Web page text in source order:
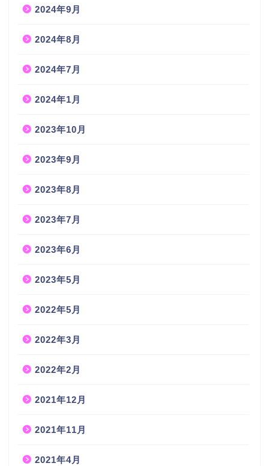
2024年9月
2024年8月
2024年7月
2024年1月
2023年10月
2023年9月
2023年8月
2023年7月
2023年6月
2023年5月
2022年5月
2022年3月
2022年2月
2021年12月
2021年11月
2021年4月